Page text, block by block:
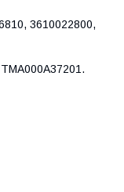
3610022800,